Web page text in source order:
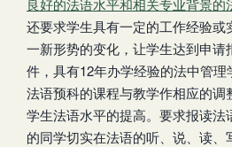
还要求学生具有一定的工作经验或
一新形势的变化，让学生达到申请
件，具有12年办学经验的法中管
法语预科的课程与教学作相应的调
学生法语水平的提高。要求报读法
的同学切实在法语的听、说、读、